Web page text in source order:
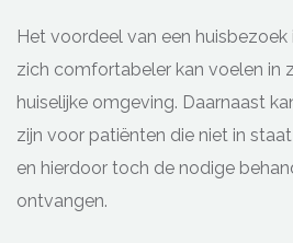
Het voordeel van een
zich comfortabeler kan voelen in
huiselijke omgeving. Daarnaast
zijn voor patiënten die niet in
en hierdoor toch de nodige
ontvangen.